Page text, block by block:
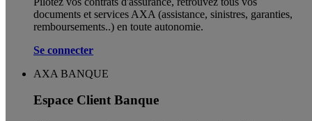
documents et services AXA (assistance, sinistres, garanties,
remboursements..) en toute autonomie. ​
Se connecter
AXA BANQUE
Espace Client Banque